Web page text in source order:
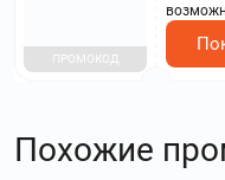
ПРОМОКОД
Похожие